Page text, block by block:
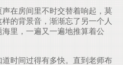
在房间里不时交替着响起，莫
的背景音，渐渐忘了另一个人
里，一遍又一遍地推算着公
时间过得有多快。直到老师布